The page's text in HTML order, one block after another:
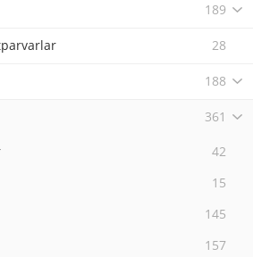
189
28
188
361
42
15
145
157